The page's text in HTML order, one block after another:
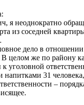
я неоднократно
из соседней
дело в
целом же по району
уголовной
31
–